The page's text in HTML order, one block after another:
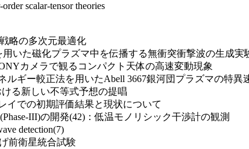
scalar-tensor theories
略の多次元最適化
た磁化プラズマ中を伝播する無衝突衝撃波の生成実
カメラで観るコンパクト天体の高速変動現象
ギー較正法を用いたAbell 3667銀河団プラズマの特異
る新しい不等式予想の提唱
イでの初期評価結果と現状について
III)の開発(42)：低温モノリシック干渉計の観測
detection(7)
前衛星統合試験